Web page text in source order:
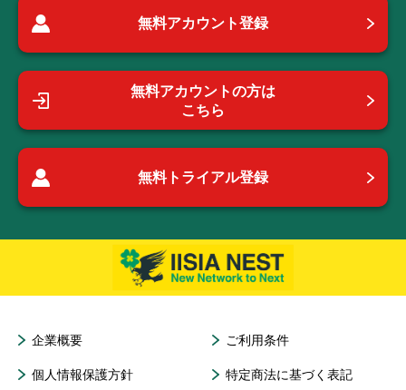
無料アカウント登録
無料アカウントの方は
こちら
無料トライアル登録
企業概要 ご利用条件
個人情報保護方針 特定商法に基づく表記